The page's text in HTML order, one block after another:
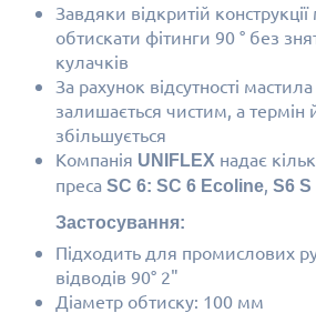
Завдяки відкритій
обтискати фітинги 90 ° без
кулачків
За рахунок відсутності
залишається чистим, а термін
збільшується
Компанія UNIFLEX надає
преса SC 6: SC 6 Ecoline, S6
Застосування:
Підходить для промислових
відводів 90° 2"
Діаметр обтиску: 100 мм